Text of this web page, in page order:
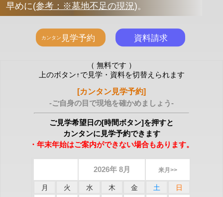
早めに(参考：※墓地不足の現況)。
（ 無料です ）
上のボタン↑で見学・資料を切替えられます
[カンタン見学予約]
-ご自身の目で現地を確かめましょう-
ご見学希望日の[時間ボタン]を押すと
カンタンに見学予約できます
・年末年始はご案内ができない場合もあります。
2026年 8月 来月>>
月 火 水 木 金 土
日